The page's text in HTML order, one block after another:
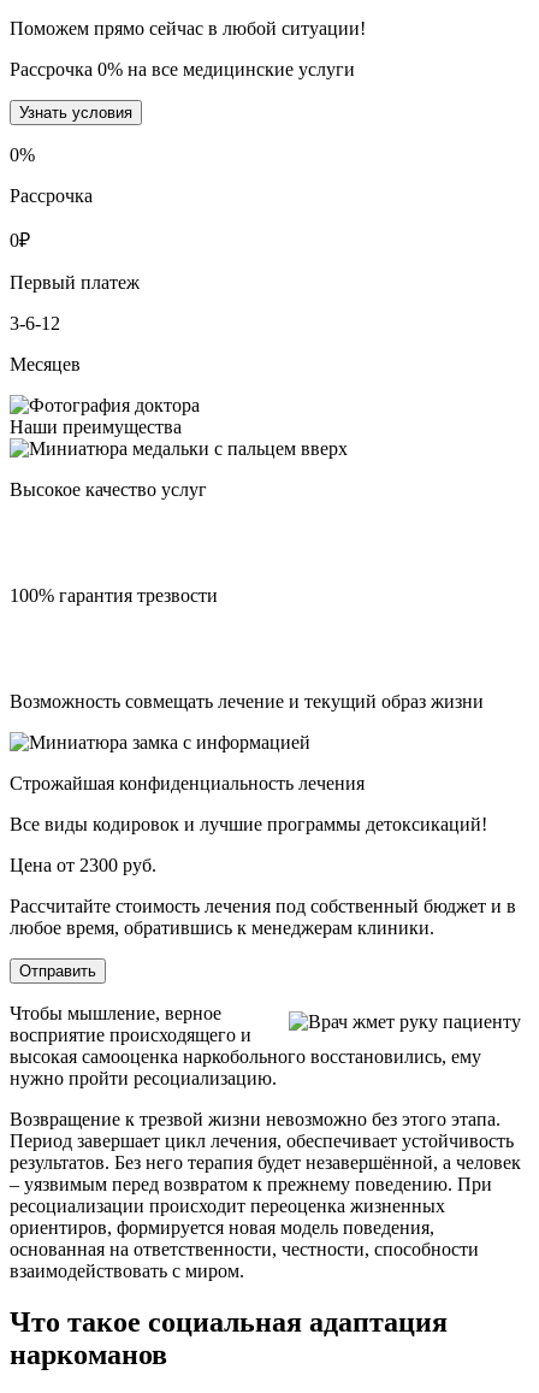
Поможем прямо сейчас в любой ситуации!
Рассрочка 0% на все медицинские услуги
Узнать условия
0%
Рассрочка
0₽
Первый платеж
3-6-12
Месяцев
Наши преимущества
Высокое качество услуг
100% гарантия трезвости
Возможность совмещать лечение и текущий образ жизни
Строжайшая конфиденциальность лечения
Все виды кодировок и лучшие программы детоксикаций!
Цена от 2300 руб.
Рассчитайте стоимость лечения под собственный бюджет и в
любое время, обратившись к менеджерам клиники.
Отправить
Чтобы мышление, верное
восприятие происходящего и
высокая самооценка наркобольного восстановились, ему
нужно пройти ресоциализацию.
Возвращение к трезвой жизни невозможно без этого этапа.
Период завершает цикл лечения, обеспечивает устойчивость
результатов. Без него терапия будет незавершённой, а человек
– уязвимым перед возвратом к прежнему поведению. При
ресоциализации происходит переоценка жизненных
ориентиров, формируется новая модель поведения,
основанная на ответственности, честности, способности
взаимодействовать с миром.
Что такое социальная адаптация
наркоманов